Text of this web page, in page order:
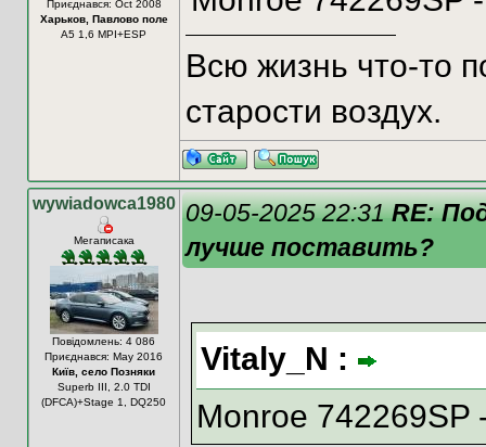
Приєднався: Oct 2008
Харьков, Павлово поле
А5 1,6 MPI+ESP
Всю жизнь что-то
старости воздух.
wywiadowca1980
Мегаписака
Повідомлень: 4 086
Приєднався: May 2016
Київ, село Позняки
Superb III, 2.0 TDI
(DFCA)+Stage 1, DQ250
09-05-2025 22:31RE:
лучше поставить?
Vitaly_N :
Monroe 742269SP